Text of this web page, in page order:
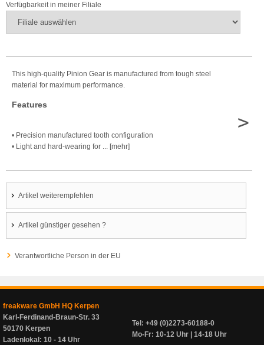
Verfügbarkeit in meiner Filiale
This high-quality Pinion Gear is manufactured from tough steel
material for maximum performance.
Features
• Precision manufactured tooth configuration
• Light and hard-wearing for ... [mehr]
>
Artikel weiterempfehlen
Artikel günstiger gesehen ?
Verantwortliche Person in der EU
freakware GmbH HQ Kerpen
Karl-Ferdinand-Braun-Str. 33
50170 Kerpen
Ladenlokal: 10 - 14 Uhr
Tel: +49 (0)2273-60188-0
Mo-Fr: 10-12 Uhr | 14-18 Uhr